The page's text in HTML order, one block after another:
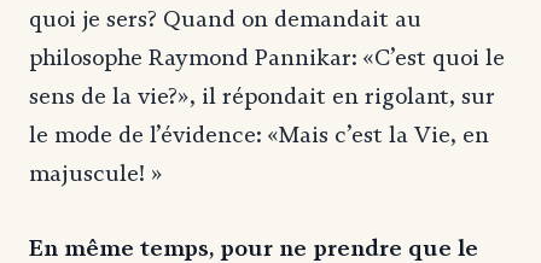
quoi je sers? Quand on demandait au
philosophe Raymond Pannikar: «C’est quoi le
sens de la vie?», il répondait en rigolant, sur
le mode de l’évidence: «Mais c’est la Vie, en
majuscule! »
En même temps, pour ne prendre que le